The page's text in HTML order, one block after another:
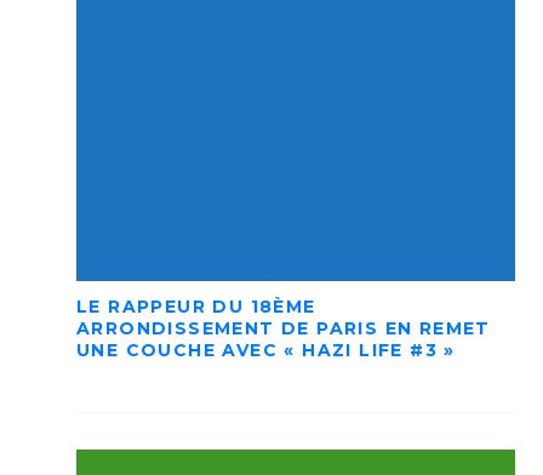
LE RAPPEUR DU 18ÈME
ARRONDISSEMENT DE PARIS EN REMET
UNE COUCHE AVEC « HAZI LIFE #3 »